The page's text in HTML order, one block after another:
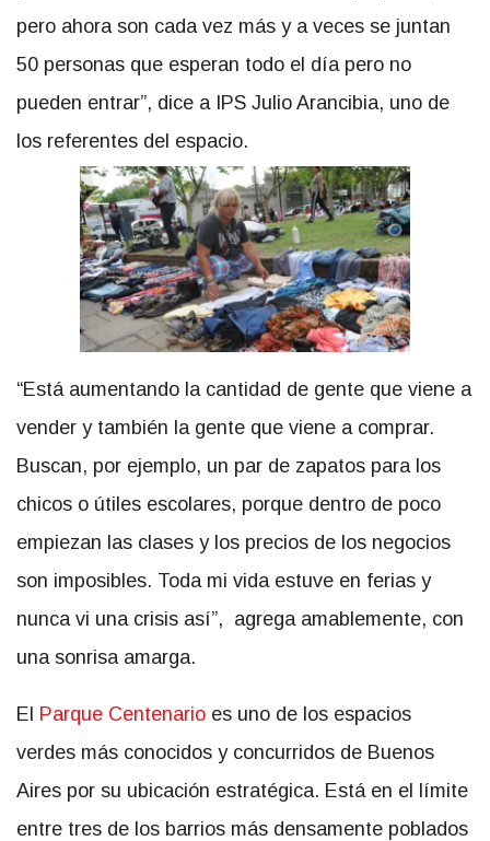
pero ahora son cada vez más y a veces se juntan
50 personas que esperan todo el día pero no
pueden entrar”, dice a IPS Julio Arancibia, uno de
los referentes del espacio.
“Está aumentando la cantidad de gente que viene a
vender y también la gente que viene a comprar.
Buscan, por ejemplo, un par de zapatos para los
chicos o útiles escolares, porque dentro de poco
empiezan las clases y los precios de los negocios
son imposibles. Toda mi vida estuve en ferias y
nunca vi una crisis así”, agrega amablemente, con
una sonrisa amarga.
El Parque Centenario es uno de los espacios
verdes más conocidos y concurridos de Buenos
Aires por su ubicación estratégica. Está en el límite
entre tres de los barrios más densamente poblados